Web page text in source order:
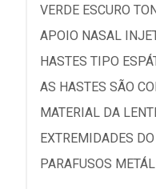
VERDE ESCURO
APOIO NASAL
HASTES TIPO
AS HASTES SÃO
MATERIAL DA
EXTREMIDADES
PARAFUSOS